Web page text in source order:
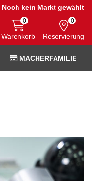
Noch kein Markt gewählt
Warenkorb
0
Reservierung
0
MACHERFAMILIE